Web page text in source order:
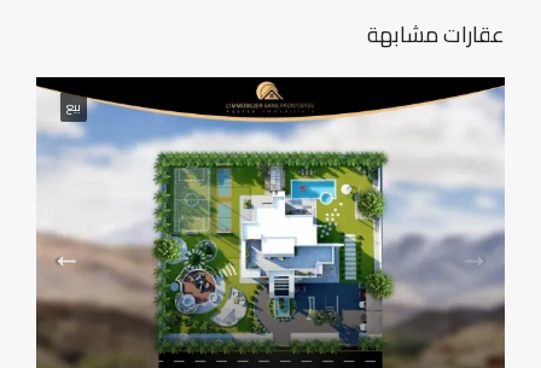
عقارات مشابهة
بيع